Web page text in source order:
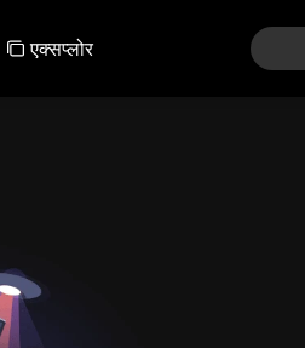
एक्सप्लोर